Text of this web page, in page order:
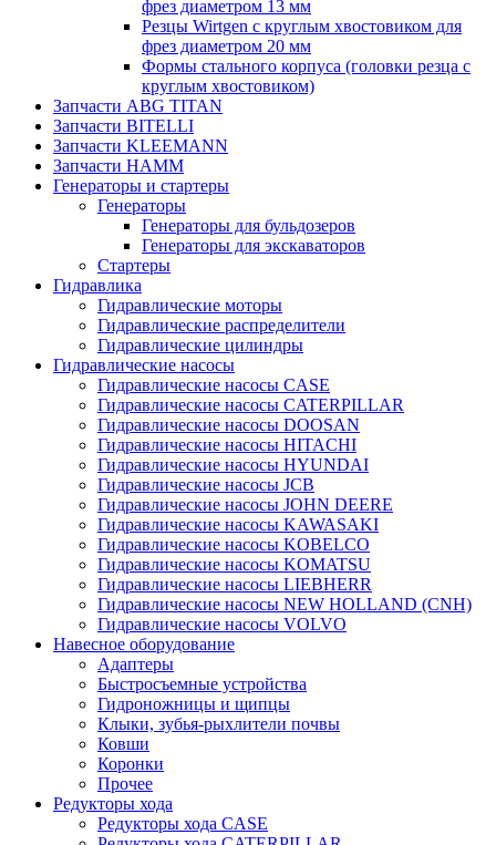
фрез диаметром 13 мм
Резцы Wirtgen с круглым хвостовиком для
фрез диаметром 20 мм
Формы стального корпуса (головки резца с
круглым хвостовиком)
Запчасти ABG TITAN
Запчасти BITELLI
Запчасти KLEEMANN
Запчасти HAMM
Генераторы и стартеры
Генераторы
Генераторы для бульдозеров
Генераторы для экскаваторов
Стартеры
Гидравлика
Гидравлические моторы
Гидравлические распределители
Гидравлические цилиндры
Гидравлические насосы
Гидравлические насосы CASE
Гидравлические насосы CATERPILLAR
Гидравлические насосы DOOSAN
Гидравлические насосы HITACHI
Гидравлические насосы HYUNDAI
Гидравлические насосы JCB
Гидравлические насосы JOHN DEERE
Гидравлические насосы KAWASAKI
Гидравлические насосы KOBELCO
Гидравлические насосы KOMATSU
Гидравлические насосы LIEBHERR
Гидравлические насосы NEW HOLLAND (CNH)
Гидравлические насосы VOLVO
Навесное оборудование
Адаптеры
Быстросъемные устройства
Гидроножницы и щипцы
Клыки, зубья-рыхлители почвы
Ковши
Коронки
Прочее
Редукторы хода
Редукторы хода CASE